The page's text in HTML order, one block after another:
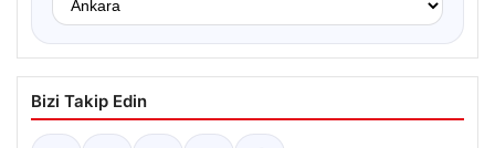
Bizi Takip Edin